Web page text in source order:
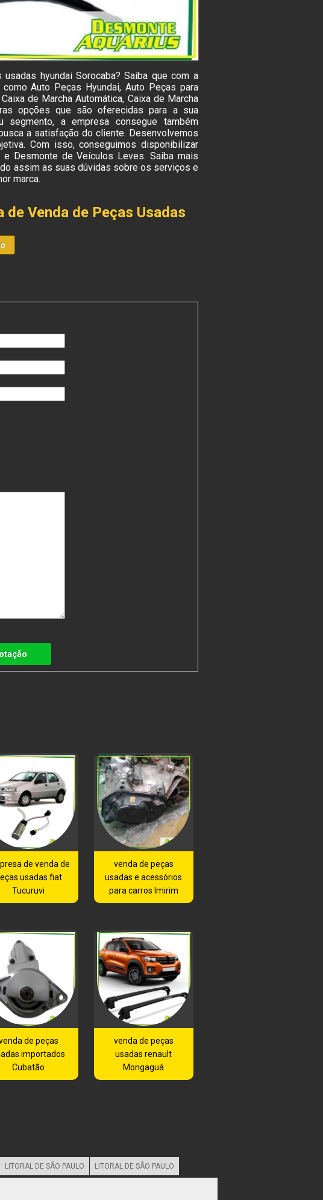
hyundai Sorocaba? Saiba que com a
Auto Peças Hyundai, Auto Peças para
de Marcha Automática, Caixa de Marcha
opções que são oferecidas para a sua
a empresa consegue também
a satisfação do cliente. Desenvolvemos
Com isso, conseguimos disponibilizar
Desmonte de Veículos Leves. Saiba mais
assim as suas dúvidas sobre os serviços e
marca.
Venda de Peças Usadas
de venda de
usadas fiat
Tucuruvi
venda de peças
usadas e acessórios
para carros Imirim
de peças
importados
Cubatão
venda de peças
usadas renault
Mongaguá
LITORAL DE SÃO PAULO LITORAL DE SÃO PAULO